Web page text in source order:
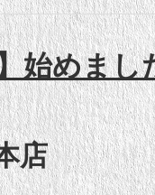
めまし
店